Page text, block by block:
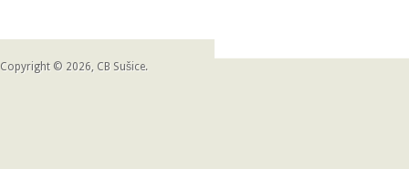
Copyright © 2026, CB Sušice.